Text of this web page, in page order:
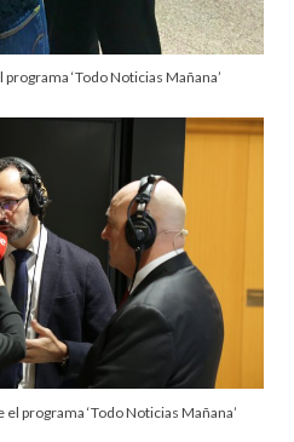
‘Todo Noticias Mañana’
programa ‘Todo Noticias Mañana’